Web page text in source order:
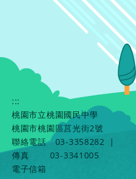
:::
桃園市立桃園國民中學
桃園市桃園區莒光街2號
聯絡電話
03-3358282
|
傳真
03-3341005
電子信箱